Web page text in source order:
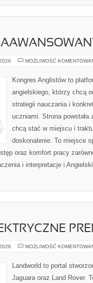
MOŻLIWOŚĆ
Kongres Anglistów to
angielskiego, którzy chcą
strategii nauczania i
uczniami. Strona
chcą stać w miejscu i
doskonalenie. To miejsce
oraz komfort pracy
i interpretacje i
MOŻLIWOŚĆ
Landworld to portal
Jaguara oraz Land Rover.